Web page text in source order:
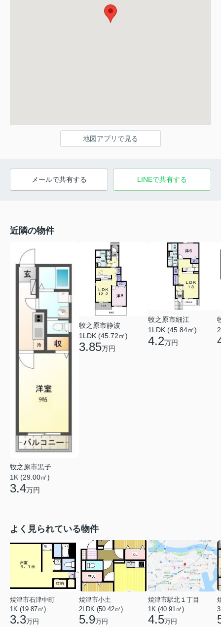
地図アプリで見る
メールで共有する LINEで共有する
近隣の物件
牧之原市黒子
1K (29.00㎡)
3.4万円
牧之原市静波
1LDK (45.72㎡)
3.85万円
牧之原市細江
1LDK (45.84㎡)
4.2万円
よく見られている物件
焼津市石津中町
1K (19.87㎡)
3.3万円
焼津市小土
2LDK (50.42㎡)
5.9万円
焼津市駅北１丁目
1K (40.91㎡)
4.5万円